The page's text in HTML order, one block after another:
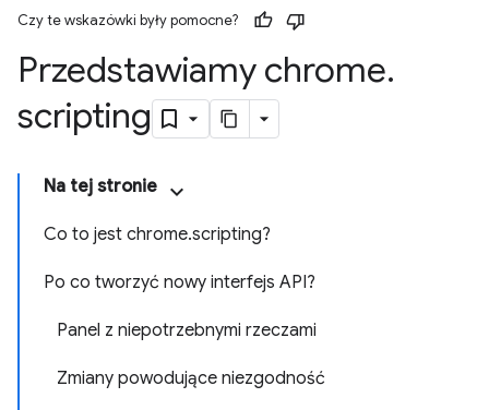
Czy te wskazówki były pomocne?
Przedstawiamy chrome.
scripting
Na tej stronie
Co to jest chrome.scripting?
Po co tworzyć nowy interfejs API?
Panel z niepotrzebnymi rzeczami
Zmiany powodujące niezgodność